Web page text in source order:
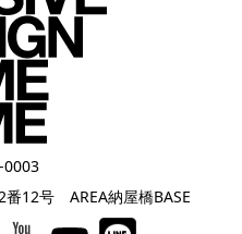
0003
番12号 AREA納屋橋BASE